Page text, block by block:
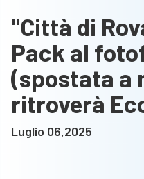
"Città di
Pack al
(spostata a
ritroverà
Luglio 06,2025